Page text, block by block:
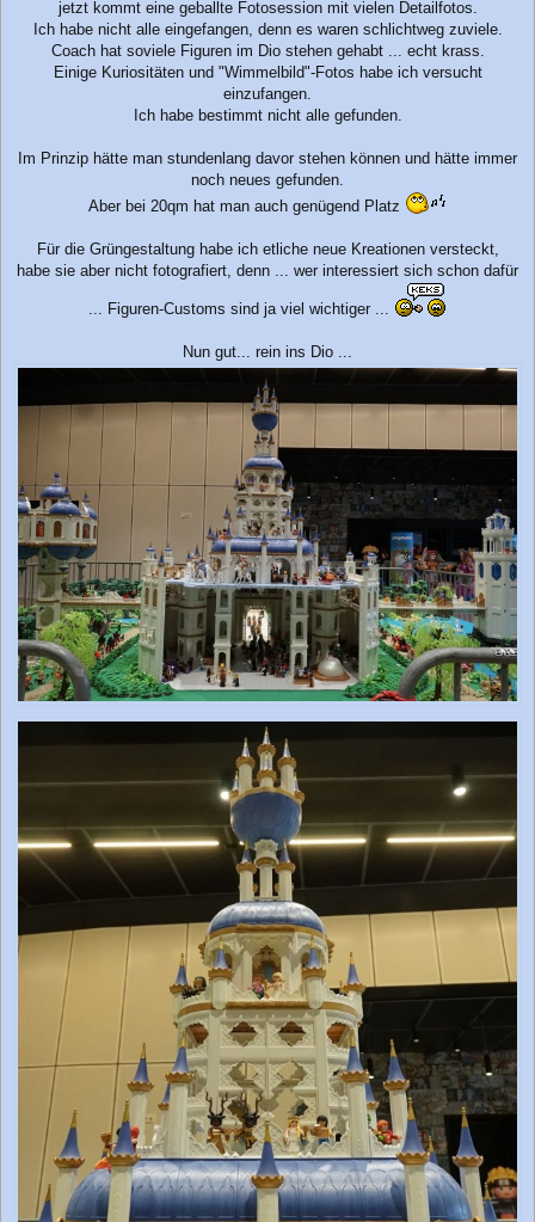
jetzt kommt eine geballte Fotosession mit vielen Detailfotos.
Ich habe nicht alle eingefangen, denn es waren schlichtweg zuviele.
Coach hat soviele Figuren im Dio stehen gehabt ... echt krass.
Einige Kuriositäten und "Wimmelbild"-Fotos habe ich versucht
einzufangen.
Ich habe bestimmt nicht alle gefunden.
Im Prinzip hätte man stundenlang davor stehen können und hätte immer
noch neues gefunden.
Aber bei 20qm hat man auch genügend Platz
Für die Grüngestaltung habe ich etliche neue Kreationen versteckt,
habe sie aber nicht fotografiert, denn ... wer interessiert sich schon dafür
... Figuren-Customs sind ja viel wichtiger ...
Nun gut... rein ins Dio ...